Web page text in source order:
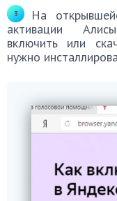
На
активации
включить или
нужно